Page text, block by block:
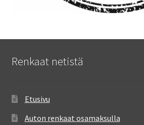
Renkaat netistä
Etusivu
Auton renkaat osamaksulla